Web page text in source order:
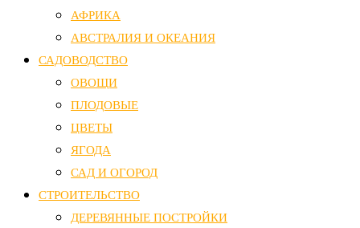
АФРИКА
АВСТРАЛИЯ И ОКЕАНИЯ
САДОВОДСТВО
ОВОЩИ
ПЛОДОВЫЕ
ЦВЕТЫ
ЯГОДА
САД И ОГОРОД
СТРОИТЕЛЬСТВО
ДЕРЕВЯННЫЕ ПОСТРОЙКИ